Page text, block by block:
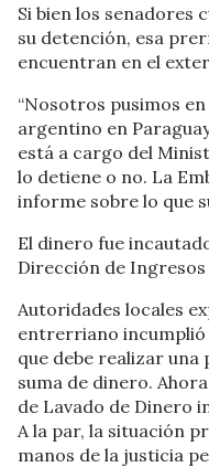
Si bien los senadores
su detención, esa
encuentran en el
“Nosotros pusimos
argentino en
está a cargo del
lo detiene o no. La
informe sobre lo que
El dinero fue
Dirección de
Autoridades locales
entrerriano
que debe realizar
suma de dinero.
de Lavado de Dinero
A la par, la situación
manos de la justicia